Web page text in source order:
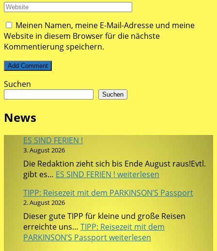
Meinen Namen, meine E-Mail-Adresse und meine
Website in diesem Browser für die nächste
Kommentierung speichern.
Suchen
Suchen
News
ES SIND FERIEN !
3. August 2026
Die Redaktion zieht sich bis Ende August raus!Evtl.
gibt es… ES SIND FERIEN ! weiterlesen
TIPP: Reisezeit mit dem PARKINSON’S Passport
2. August 2026
Dieser gute TIPP für kleine und große Reisen
erreichte uns… TIPP: Reisezeit mit dem
PARKINSON’S Passportweiterlesen